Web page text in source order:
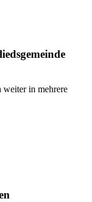
weiter in mehrere